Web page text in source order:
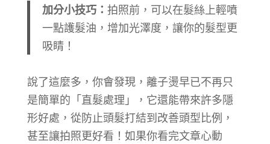
加分小技巧： 拍照前，可以在髮絲上輕噴
一點護髮油，增加光澤度，讓你的髮型更
吸睛！
說了這麼多，你會發現，離子燙早已不再只
是簡單的「直髮處理」，它還能帶來許多隱
形好處，從防止頭髮打結到改善頭型比例，
甚至讓拍照更好看！如果你看完文章心動